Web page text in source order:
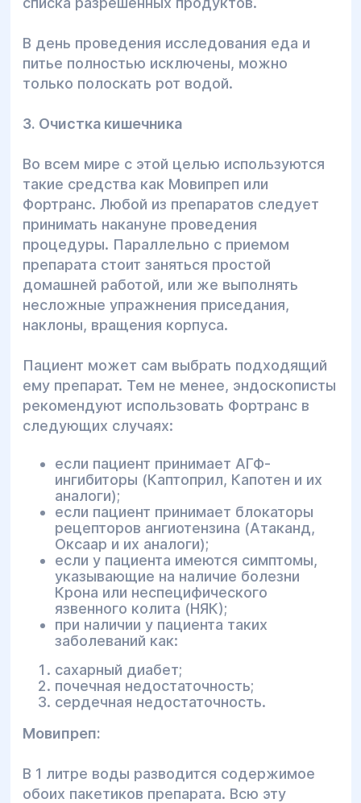
В день проведения исследования еда и
питье полностью исключены, можно
только полоскать рот водой.
3. Очистка кишечника
Во всем мире с этой целью используются
такие средства как Мовипреп или
Фортранс. Любой из препаратов следует
принимать накануне проведения
процедуры. Параллельно с приемом
препарата стоит заняться простой
домашней работой, или же выполнять
несложные упражнения приседания,
наклоны, вращения корпуса.
Пациент может сам выбрать подходящий
ему препарат. Тем не менее, эндоскописты
рекомендуют использовать Фортранс в
следующих случаях:
если пациент принимает АГФ-
ингибиторы (Каптоприл, Капотен и их
аналоги);
если пациент принимает блокаторы
рецепторов ангиотензина (Атаканд,
Оксаар и их аналоги);
если у пациента имеются симптомы,
указывающие на наличие болезни
Крона или неспецифического
язвенного колита (НЯК);
при наличии у пациента таких
заболеваний как:
сахарный диабет;
почечная недостаточность;
сердечная недостаточность.
Мовипреп:
В 1 литре воды разводится содержимое
обоих пакетиков препарата. Всю эту